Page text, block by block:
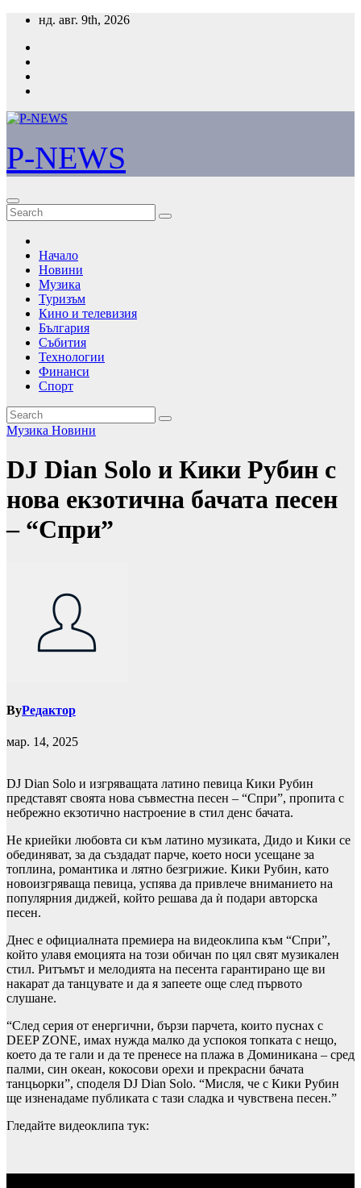
Skip
content
нд. авг. 9th, 2026
P-NEWS
Начало
Новини
Музика
Туризъм
Кино и телевизия
България
Събития
Технологии
Финанси
Спорт
Музика Новини
DJ Dian Solo и Кики Рубин с
нова екзотична бачата песен
– “Спри”
ByРедактор
мар. 14, 2025
DJ Dian Solo и изгряващата латино певица Кики Рубин
представят своята нова съвместна песен – “Спри”, пропита с
небрежно екзотично настроение в стил денс бачата.
Не криейки любовта си към латино музиката, Дидо и Кики се
обединяват, за да създадат парче, което носи усещане за
топлина, романтика и лятно безгрижие. Кики Рубин, като
новоизгряваща певица, успява да привлече вниманието на
популярния диджей, който решава да ѝ подари авторска
песен.
Днес е официалната премиера на видеоклипа към “Спри”,
който улавя емоцията на този обичан по цял свят музикален
стил. Ритъмът и мелодията на песента гарантирано ще ви
накарат да танцувате и да я запеете още след първото
слушане.
“След серия от енергични, бързи парчета, които пуснах с
DEEP ZONE, имах нужда малко да успокоя топката с нещо,
което да те гали и да те пренесе на плажа в Доминикана – сред
палми, син океан, кокосови орехи и прекрасни бачата
танцьорки”, споделя DJ Dian Solo. “Мисля, че с Кики Рубин
ще изненадаме публиката с тази сладка и чувствена песен.”
Гледайте видеоклипа тук: